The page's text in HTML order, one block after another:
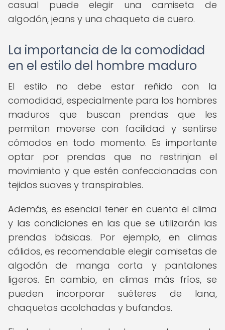
casual puede elegir una camiseta de
algodón, jeans y una chaqueta de cuero.
La importancia de la comodidad
en el estilo del hombre maduro
El estilo no debe estar reñido con la
comodidad, especialmente para los hombres
maduros que buscan prendas que les
permitan moverse con facilidad y sentirse
cómodos en todo momento. Es importante
optar por prendas que no restrinjan el
movimiento y que estén confeccionadas con
tejidos suaves y transpirables.
Además, es esencial tener en cuenta el clima
y las condiciones en las que se utilizarán las
prendas básicas. Por ejemplo, en climas
cálidos, es recomendable elegir camisetas de
algodón de manga corta y pantalones
ligeros. En cambio, en climas más fríos, se
pueden incorporar suéteres de lana,
chaquetas acolchadas y bufandas.